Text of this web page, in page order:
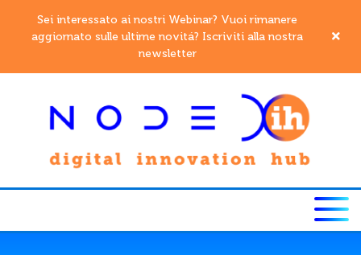
Sei interessato ai nostri Webinar? Vuoi rimanere
aggiornato sulle ultime novitá? Iscriviti alla nostra
newsletter